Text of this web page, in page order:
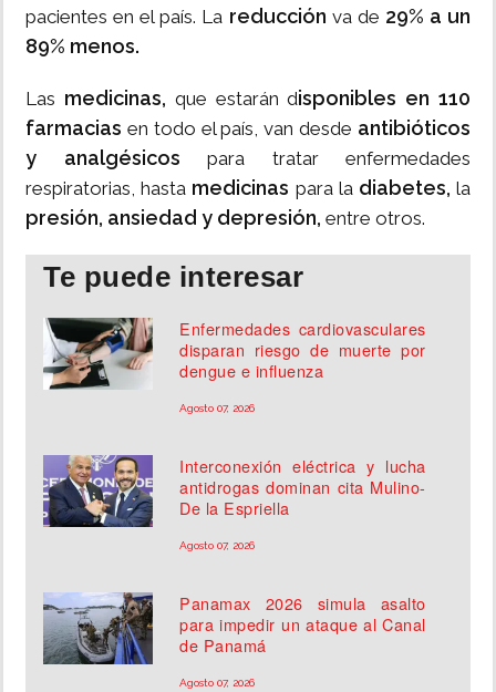
pacientes en el país. La reducción va de 29% a un
89% menos.
Las medicinas, que estarán disponibles en 110
farmacias en todo el país, van desde antibióticos
y analgésicos para tratar enfermedades
respiratorias, hasta medicinas para la diabetes, la
presión, ansiedad y depresión, entre otros.
Te puede interesar
Enfermedades cardiovasculares
disparan riesgo de muerte por
dengue e influenza
Agosto 07, 2026
Interconexión eléctrica y lucha
antidrogas dominan cita Mulino-
De la Espriella
Agosto 07, 2026
Panamax 2026 simula asalto
para impedir un ataque al Canal
de Panamá
Agosto 07, 2026